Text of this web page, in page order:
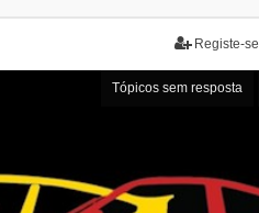
Registe-se
Tópicos sem resposta